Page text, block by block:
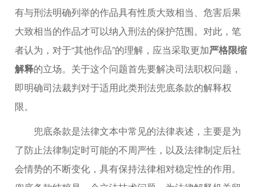
有与刑法明确列举的作品具有性质大致相当、危害后果
大致相当的作品才可以纳入刑法的保护范围。对此，笔
者认为，对于“其他作品”的理解，应当采取更加严格限缩
解释的立场。关于这个问题首先要解决司法职权问题，
即明确司法裁判对于适用此类刑法兜底条款的解释权
限。
兜底条款是法律文本中常见的法律表述，主要是为
了防止法律制定时可能的不周严性，以及法律制定后社
会情势的不断变化，具有保持法律相对稳定性的作用。